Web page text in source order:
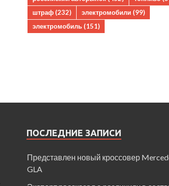
штраф (232) электромобили (99)
электромобиль (151)
ПОСЛЕДНИЕ ЗАПИСИ
Представлен новый кроссовер
GLA